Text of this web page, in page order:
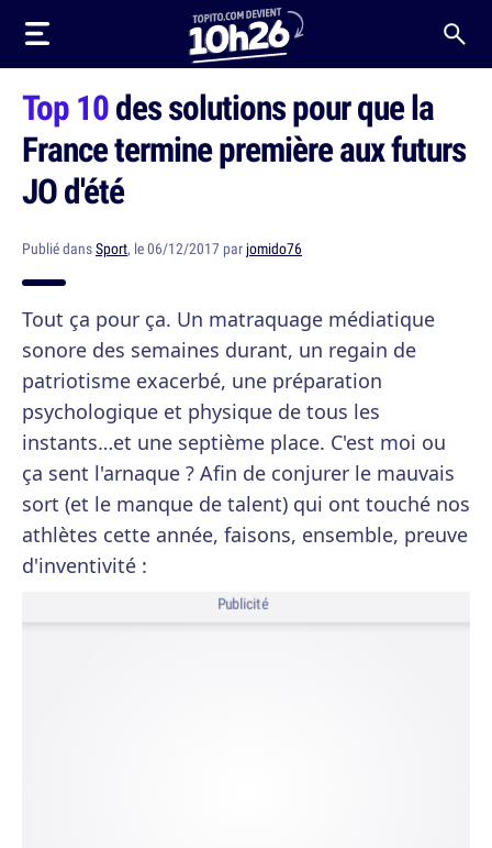
Top 10des solutions pour que la
France termine première aux futurs
JO d'été
Publié dansSport, le 06/12/2017 par jomido76
Tout ça pour ça. Un matraquage médiatique
sonore des semaines durant, un regain de
patriotisme exacerbé, une préparation
psychologique et physique de tous les
instants…et une septième place. C'est moi ou
ça sent l'arnaque ? Afin de conjurer le mauvais
sort (et le manque de talent) qui ont touché nos
athlètes cette année, faisons, ensemble, preuve
d'inventivité :
Publicité